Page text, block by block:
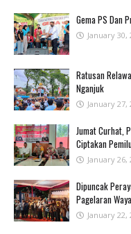
Gema PS Dan
January 30,
Ratusan
Nganjuk
January 27,
Jumat Curhat,
Ciptakan
January 26,
Dipuncak
Pagelaran
January 22,